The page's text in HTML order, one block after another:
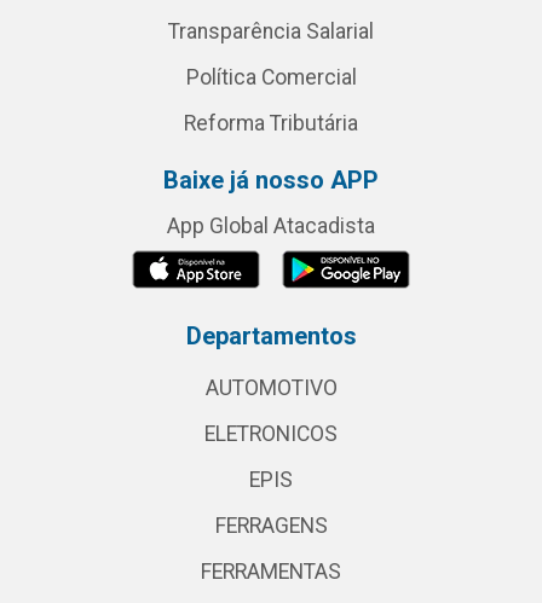
Transparência Salarial
Política Comercial
Reforma Tributária
Baixe já nosso APP
App Global Atacadista
Departamentos
AUTOMOTIVO
ELETRONICOS
EPIS
FERRAGENS
FERRAMENTAS